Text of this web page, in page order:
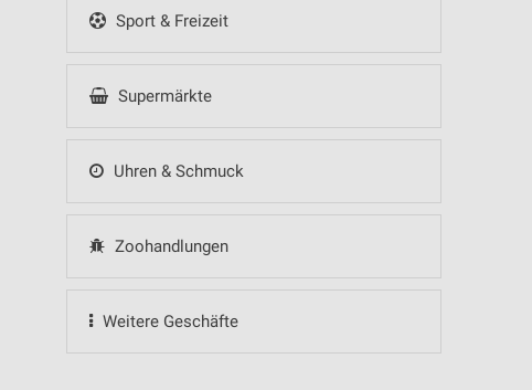
Sport & Freizeit
Supermärkte
Uhren & Schmuck
Zoohandlungen
Weitere Geschäfte